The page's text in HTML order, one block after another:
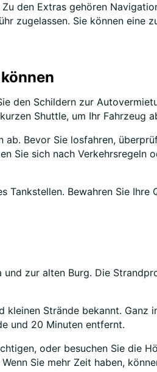
den Extras gehören
zugelassen. Sie können eine
den Schildern zur
Shuttle, um Ihr Fahrzeug
ab. Bevor Sie losfahren,
Sie sich nach Verkehrsregeln
Tankstellen. Bewahren Sie
zur alten Burg. Die
Strände bekannt. Ganz
und 20 Minuten entfernt.
oder besuchen Sie die
Sie mehr Zeit haben,